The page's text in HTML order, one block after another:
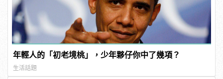
年輕人的「初老境桃」，少年夥仔你中了幾項？
生活話題